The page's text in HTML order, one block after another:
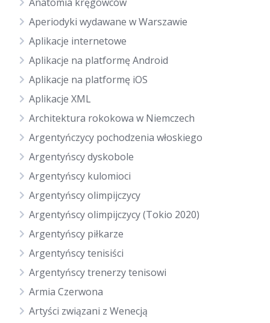
Aperiodyki wydawane w Warszawie
Aplikacje internetowe
Aplikacje na platformę Android
Aplikacje na platformę iOS
Aplikacje XML
Architektura rokokowa w Niemczech
Argentyńczycy pochodzenia włoskiego
Argentyńscy dyskobole
Argentyńscy kulomioci
Argentyńscy olimpijczycy
Argentyńscy olimpijczycy (Tokio 2020)
Argentyńscy piłkarze
Argentyńscy tenisiści
Argentyńscy trenerzy tenisowi
Armia Czerwona
Artyści związani z Wenecją